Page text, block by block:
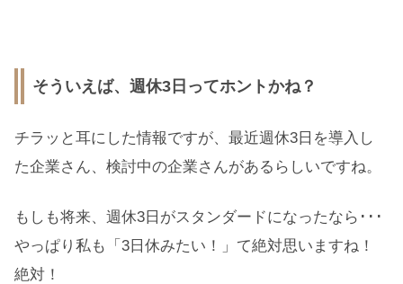
そういえば、週休3日ってホントかね？
チラッと耳にした情報ですが、最近週休3日を導入し
た企業さん、検討中の企業さんがあるらしいですね。
もしも将来、週休3日がスタンダードになったなら･･･
やっぱり私も「3日休みたい！」て絶対思いますね！
絶対！